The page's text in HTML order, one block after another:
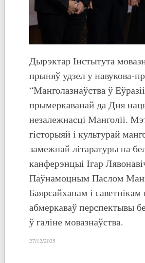
Дырэктар Інстытута
прыняў удзел у навукова-
“Манголазнаўства ў
прымеркаванай да Дня
незалежнасці Манголіі.
гісторыяй і культурай
замежнай літаратуры на
канферэнцыі Ігар
Паўнамоцным Паслом
Баярсайханам і
абмеркаваў перспектывы
ў галіне мовазнаўства.
27/12/2025